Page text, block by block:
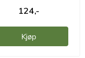
124,-
Kjøp